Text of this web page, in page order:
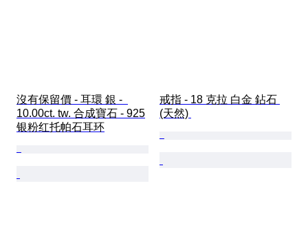
沒有保留價 - 耳環 銀 -
10.00ct. tw. 合成寶石 - 925
银粉红托帕石耳环
戒指 - 18 克拉 白金 鉆石
(天然)